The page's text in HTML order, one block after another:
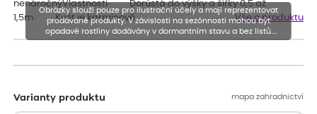
nenáročnýVlastnosti· Dorůstá do výšky a šířky 0,5 až
1,5m· Květ je karmínově…
Vše o produktu
Varianty produktu mapa zahradnictví
Obrázky slouží pouze pro ilustrační účely a mají reprezentovat
prodávané produkty. V závislosti na sezónnosti mohou být
opadavé rostliny dodávány v dormantním stavu a bez listů.
Rostliny mohou být také sestřiženy níže, než je uvedená výška,